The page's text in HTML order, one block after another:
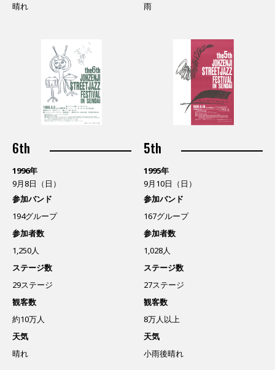
晴れ
雨
6th
1996年
9月8日（日）
参加バンド
194グループ
参加者数
1,250人
ステージ数
29ステージ
観客数
約10万人
天気
晴れ
5th
1995年
9月10日（日）
参加バンド
167グループ
参加者数
1,028人
ステージ数
27ステージ
観客数
8万人以上
天気
小雨後晴れ